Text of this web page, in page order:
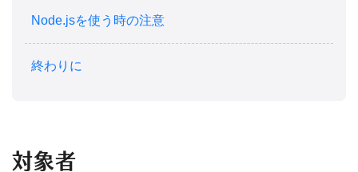
Node.jsを使う時の注意
終わりに
対象者